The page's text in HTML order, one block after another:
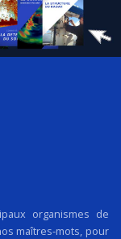
organismes de
maîtres-mots, pour